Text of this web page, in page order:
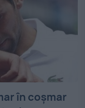
în coșmar